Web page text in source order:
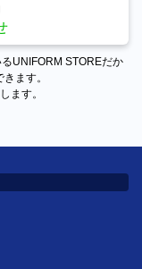
UNIFORM STOREだか
ます。
ます。